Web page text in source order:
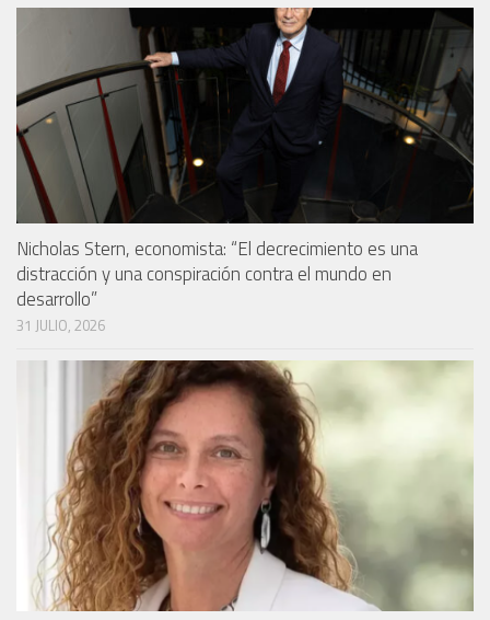
Nicholas Stern, economista: “El decrecimiento es una
distracción y una conspiración contra el mundo en
desarrollo”
31 JULIO, 2026